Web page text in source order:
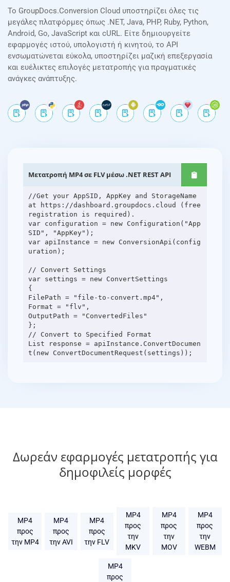
Το GroupDocs.Conversion Cloud υποστηρίζει όλες τις
μεγάλες πλατφόρμες όπως .NET, Java, PHP, Ruby, Python,
Android, Go, JavaScript και cURL. Είτε δημιουργείτε
εφαρμογές ιστού, υπολογιστή ή κινητού, το API
ενσωματώνεται εύκολα, υποστηρίζει μαζική επεξεργασία
και ευέλικτες επιλογές μετατροπής για πραγματικές
ανάγκες ανάπτυξης.
Μετατροπή MP4 σε FLV μέσω .NET REST API
//Get your AppSID, AppKey and StorageName
at https://dashboard.groupdocs.cloud (free
registration is required).
var configuration = new Configuration("App
SID", "AppKey");
var apiInstance = new ConversionApi(config
uration);
// Convert Settings
var settings = new ConvertSettings
{
FilePath = "file-to-convert.mp4",
Format = "flv",
OutputPath = "ConvertedFiles"
};
// Convert to Specified Format
List response = apiInstance.ConvertDocumen
Δωρεάν εφαρμογές μετατροπής για
δημοφιλείς μορφές
MP4
προς
την MP4
MP4
προς
την AVI
MP4
προς
την FLV
MP4
προς
την
MKV
MP4
προς
την
MOV
MP4
προς
την
WEBM
MP4
προς